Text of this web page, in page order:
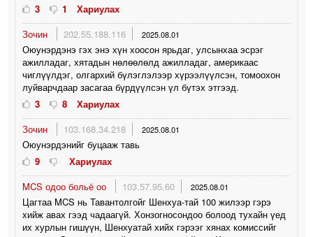
3
1
Хариулах
Зочин
202.55.188.116 2025.08.01
Оюунэрдэнэ гэх энэ хүн хоосон ярьдаг, улсынхаа эсрэг
ажилладаг, хятадын нөлөөлөлд ажилладаг, америкаас
чиглүүлдэг, олгархий бүлэглэлээр хүрээлүүлсэн, томоохон
луйварчдаар засагаа бүрдүүлсэн үл бүтэх этгээд.
3
8
Хариулах
Зочин
103.168.34.218 2025.08.01
Оюунэрдэнийг буцааж тавь
9
Хариулах
MCS одоо больё оо
103.57.95.60 2025.08.01
Цагтаа MCS нь Тавантолгойг Шенхуа-тай 100 жилээр гэрэ
хийж авах гээд чадаагүй. Хонзогносондоо болоод тухайн үед
их хурлын гишүүн, Шенхуатай хийх гэрээг хянах комиссийг